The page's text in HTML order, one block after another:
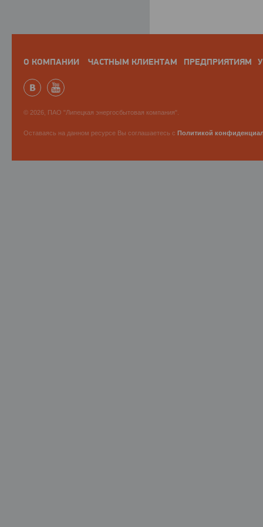
О КОМПАНИИ ЧАСТНЫМ КЛИЕНТАМ ПРЕДПРИЯТИЯМ
© 2026, ПАО "Липецкая энергосбытовая компания".
Оставаясь на данном ресурсе Вы соглашаетесь с Политикой